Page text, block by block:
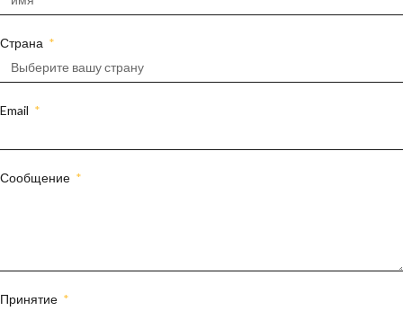
Страна
Email
Сообщение
Принятие